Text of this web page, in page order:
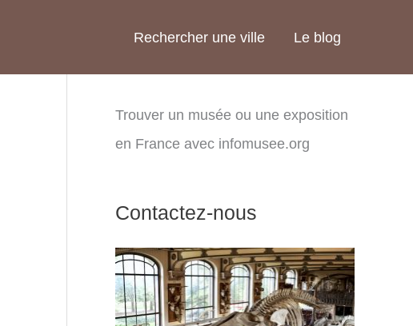
Rechercher une ville Le blog
Trouver un musée ou une exposition
en France avec infomusee.org
Contactez-nous